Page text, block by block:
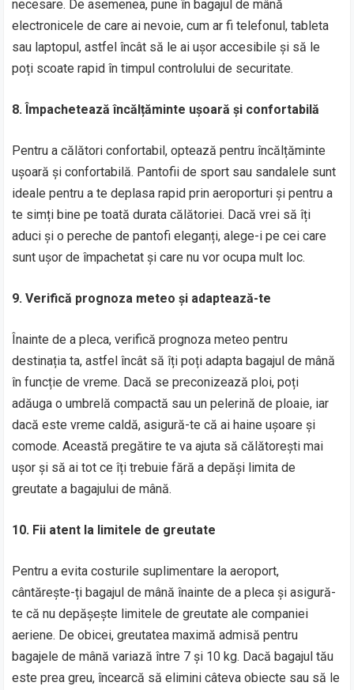
necesare. De asemenea, pune în bagajul de mână
electronicele de care ai nevoie, cum ar fi telefonul, tableta
sau laptopul, astfel încât să le ai ușor accesibile și să le
poți scoate rapid în timpul controlului de securitate.
8. Împachetează încălțăminte ușoară și confortabilă
Pentru a călători confortabil, optează pentru încălțăminte
ușoară și confortabilă. Pantofii de sport sau sandalele sunt
ideale pentru a te deplasa rapid prin aeroporturi și pentru a
te simți bine pe toată durata călătoriei. Dacă vrei să îți
aduci și o pereche de pantofi eleganți, alege-i pe cei care
sunt ușor de împachetat și care nu vor ocupa mult loc.
9. Verifică prognoza meteo și adaptează-te
Înainte de a pleca, verifică prognoza meteo pentru
destinația ta, astfel încât să îți poți adapta bagajul de mână
în funcție de vreme. Dacă se preconizează ploi, poți
adăuga o umbrelă compactă sau un pelerină de ploaie, iar
dacă este vreme caldă, asigură-te că ai haine ușoare și
comode. Această pregătire te va ajuta să călătorești mai
ușor și să ai tot ce îți trebuie fără a depăși limita de
greutate a bagajului de mână.
10. Fii atent la limitele de greutate
Pentru a evita costurile suplimentare la aeroport,
cântărește-ți bagajul de mână înainte de a pleca și asigură-
te că nu depășește limitele de greutate ale companiei
aeriene. De obicei, greutatea maximă admisă pentru
bagajele de mână variază între 7 și 10 kg. Dacă bagajul tău
este prea greu, încearcă să elimini câteva obiecte sau să le